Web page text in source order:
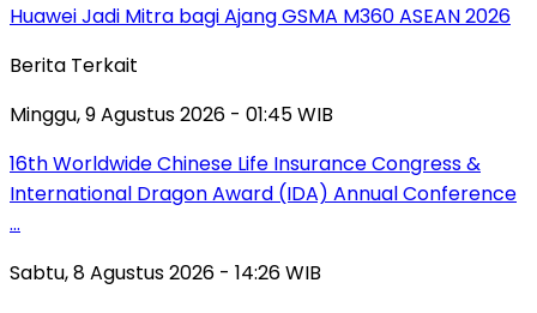
Huawei Jadi Mitra bagi Ajang GSMA M360 ASEAN 2026
Berita Terkait
Minggu, 9 Agustus 2026 - 01:45 WIB
16th Worldwide Chinese Life Insurance Congress &
International Dragon Award (IDA) Annual Conference
…
Sabtu, 8 Agustus 2026 - 14:26 WIB